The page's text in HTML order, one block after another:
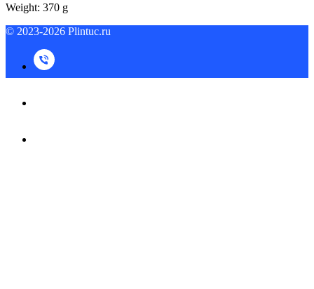
Weight: 370 g
© 2023-2026 Plintuc.ru